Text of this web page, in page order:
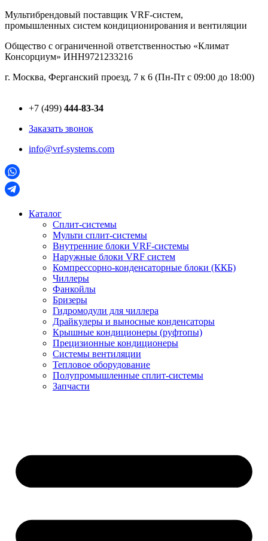
Перейти
к
Мультибрендовый поставщик VRF-cистем,
промышленных систем кондиционирования и вентиляции
Общество с ограниченной ответственностью «Климат
Консорциум» ИНН9721233216
г. Москва, Ферганский проезд, 7 к 6 (Пн-Пт с 09:00 до 18:00)
+7 (499) 444-83-34
Заказать звонок
info@vrf-systems.com
Каталог
Сплит-системы
Мульти сплит-системы
Внутренние блоки VRF-cистемы
Наружные блоки VRF cистем
Компрессорно-конденсаторные блоки (ККБ)
Чиллеры
Фанкойлы
Бризеры
Гидромодули для чиллера
Драйкулеры и выносные конденсаторы
Крышные кондиционеры (руфтопы)
Прецизионные кондиционеры
Системы вентиляции
Тепловое оборудование
Полупромышленные сплит-системы
Запчасти